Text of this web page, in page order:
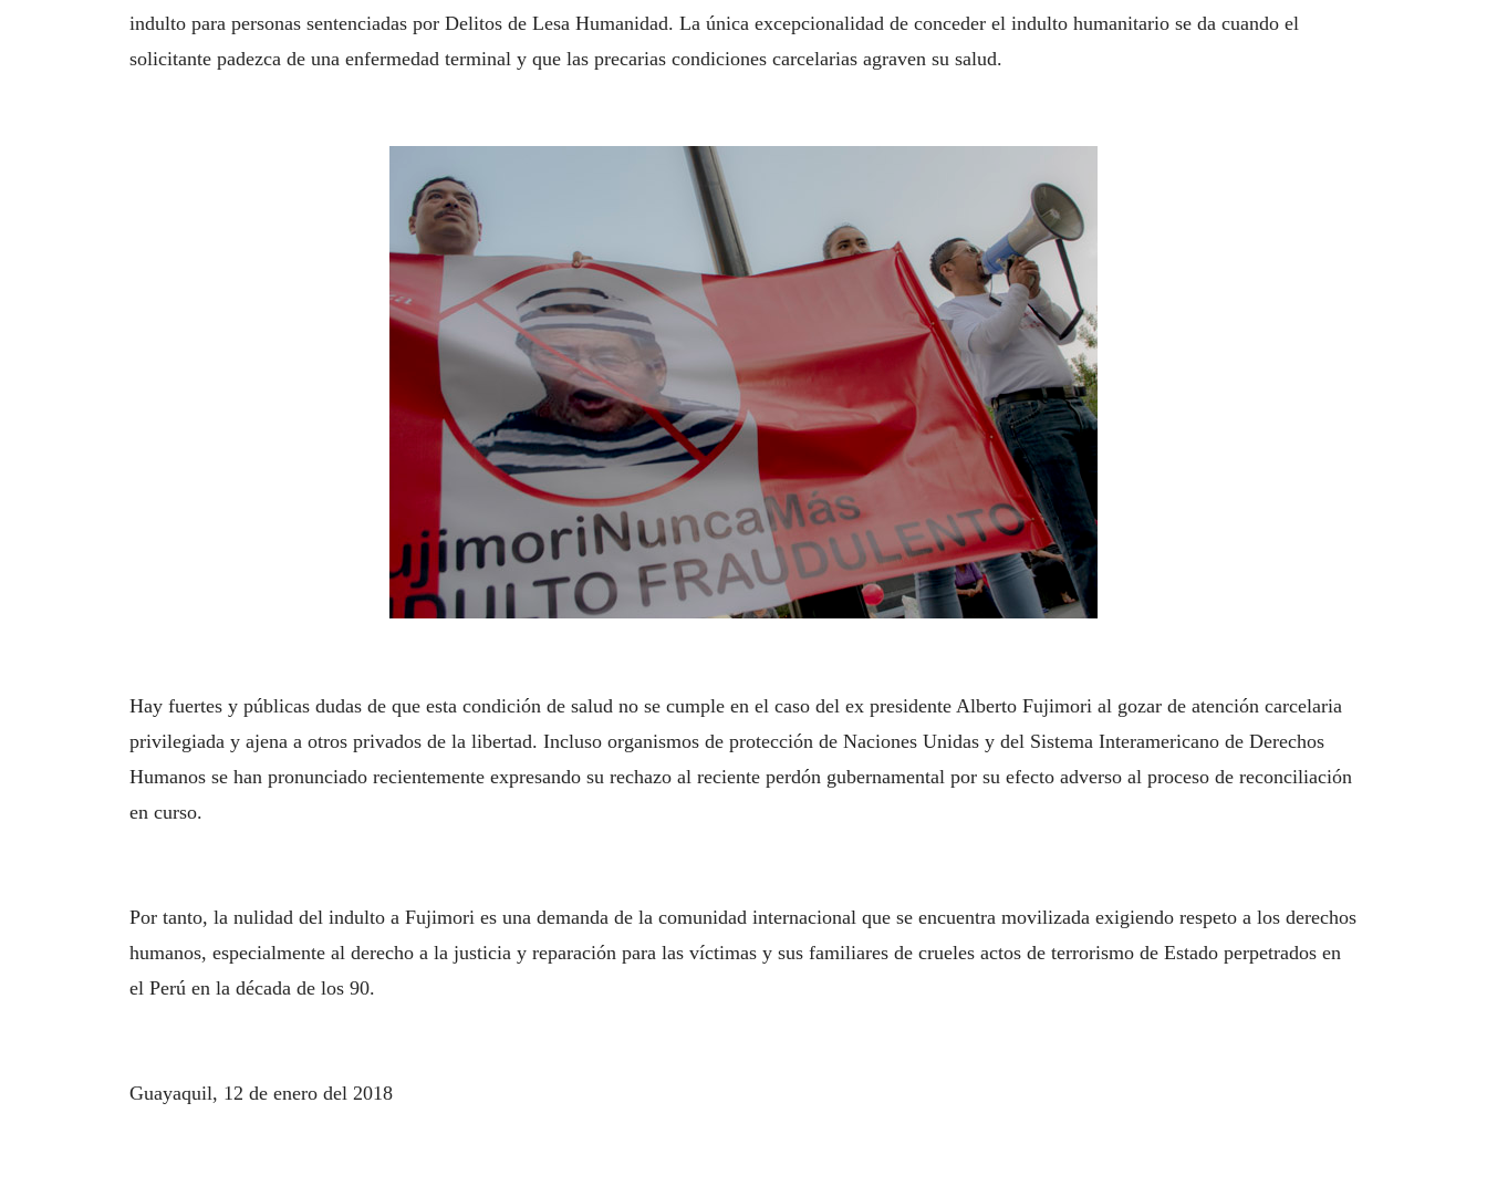
indulto para personas sentenciadas por Delitos de Lesa Humanidad. La única excepcionalidad de conceder el indulto humanitario se da cuando el
solicitante padezca de una enfermedad terminal y que las precarias condiciones carcelarias agraven su salud.
Hay fuertes y públicas dudas de que esta condición de salud no se cumple en el caso del ex presidente Alberto Fujimori al gozar de atención carcelaria
privilegiada y ajena a otros privados de la libertad. Incluso organismos de protección de Naciones Unidas y del Sistema Interamericano de Derechos
Humanos se han pronunciado recientemente expresando su rechazo al reciente perdón gubernamental por su efecto adverso al proceso de reconciliación
en curso.
Por tanto, la nulidad del indulto a Fujimori es una demanda de la comunidad internacional que se encuentra movilizada exigiendo respeto a los derechos
humanos, especialmente al derecho a la justicia y reparación para las víctimas y sus familiares de crueles actos de terrorismo de Estado perpetrados en
el Perú en la década de los 90.
Guayaquil, 12 de enero del 2018